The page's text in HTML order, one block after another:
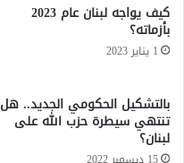
ا
ل
م
ر
ق
ة
و
ص
ف
م
ت
خ
ب
ا
كيف يواجه لبنان عام 2023
بأزماته؟
1 يناير 2023
بالتشكيل الحكومي الجديد.. هل
تنتهي سيطرة حزب الله على
لبنان؟